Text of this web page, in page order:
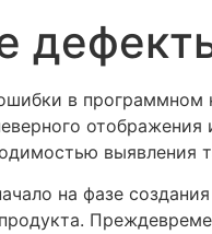
в
выявления
на фазе